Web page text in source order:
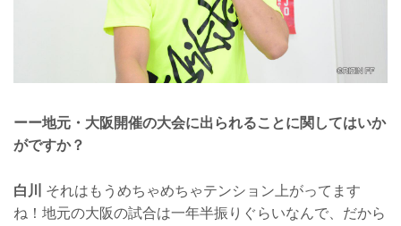
ーー地元・大阪開催の大会に出られることに関してはいか
がですか？
白川
それはもうめちゃめちゃテンション上がってます
ね！地元の大阪の試合は一年半振りぐらいなんで、だから